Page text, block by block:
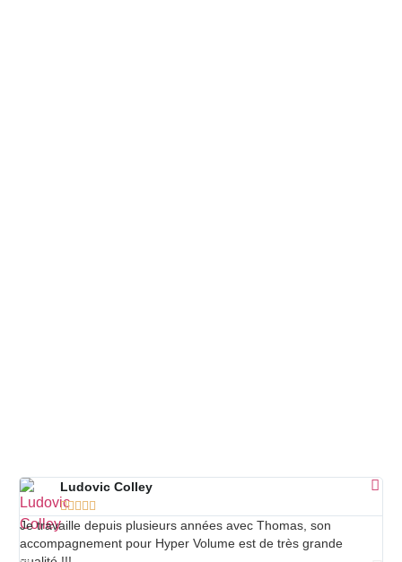
Ludovic Colley
   
Je travaille depuis plusieurs années avec Thomas, son
accompagnement pour Hyper Volume est de très grande